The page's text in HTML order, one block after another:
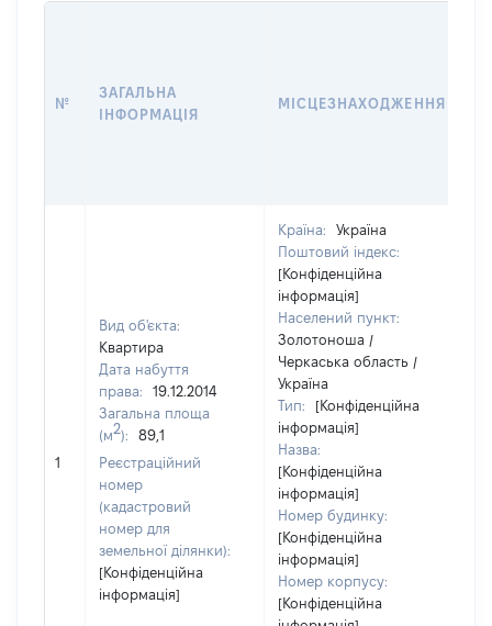
№
ЗАГАЛЬНА
ІНФОРМАЦІЯ
МІСЦЕЗНАХОДЖЕННЯ
1
Вид об'єкта:
Квартира
Дата набуття
права:
19.12.2014
Загальна площа
(м2):
89,1
Реєстраційний
номер
(кадастровий
номер для
земельної ділянки):
[Конфіденційна
інформація]
Країна:
Україна
Поштовий індекс:
[Конфіденційна
інформація]
Населений пункт:
Золотоноша /
Черкаська область /
Україна
Тип:
[Конфіденційна
інформація]
Назва:
[Конфіденційна
інформація]
Номер будинку:
[Конфіденційна
інформація]
Номер корпусу:
[Конфіденційна